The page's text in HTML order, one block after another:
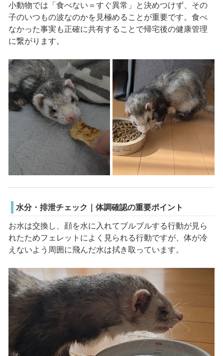
小動物では「食べない＝すぐ異常」と決めつけず、その
子のいつもの波なのかを見極めることが重要です。食べ
なかった事実も正確に共有することで帰宅後の健康管理
に繋がります。
水分・排泄チェック｜体調確認の重要ポイント
お水は交換し、顔を水に入れてブルブルする行動が見ら
れたためフェレットによく見られる行動ですが、体が冷
えないよう周囲に飛んだ水は拭き取っています。